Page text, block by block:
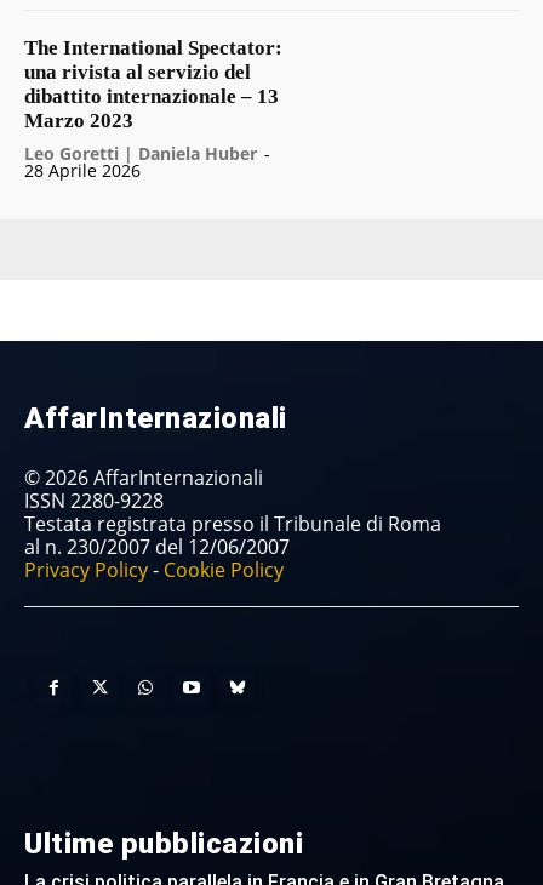
The International Spectator:
una rivista al servizio del
dibattito internazionale – 13
Marzo 2023
Leo Goretti | Daniela Huber -
28 Aprile 2026
AffarInternazionali
© 2026 AffarInternazionali
ISSN 2280-9228
Testata registrata presso il Tribunale di Roma
al n. 230/2007 del 12/06/2007
Privacy Policy- Cookie Policy
Ultime pubblicazioni